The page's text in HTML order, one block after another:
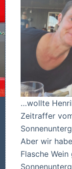
…wollte
Zeitraffer
Aber wir
Flasche